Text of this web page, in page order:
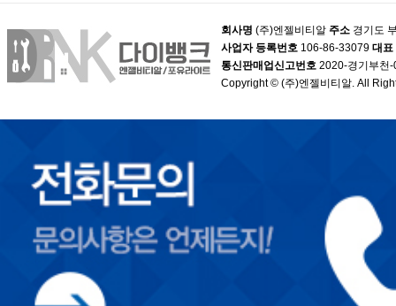
회사명 (주)엔젤비티알 주소 경기도
사업자 등록번호 106-86-33079 대표
통신판매업신고번호 2020-경기부천
Copyright © (주)엔젤비티알. All